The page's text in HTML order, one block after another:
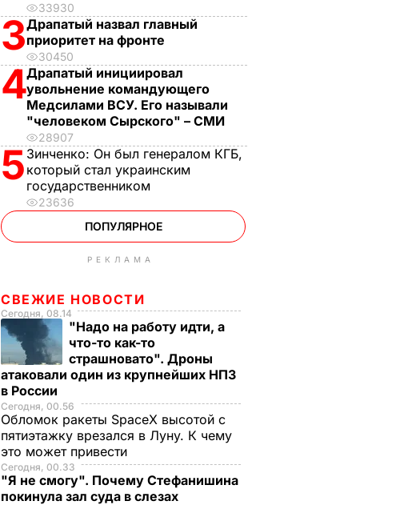
33930
3Драпатый назвал главный
приоритет на фронте
30450
4Драпатый инициировал
увольнение командующего
Медсилами ВСУ. Его называли
"человеком Сырского" – СМИ
28907
5 Зинченко: Он был генералом КГБ,
который стал украинским
государственником
23636
ПОПУЛЯРНОЕ
РЕКЛАМА
СВЕЖИЕ НОВОСТИ
Сегодня, 08.14
"Надо на работу идти, а
что-то как-то
страшновато". Дроны
атаковали один из крупнейших НПЗ
в России
Сегодня, 00.56
Обломок ракеты SpaceX высотой с
пятиэтажку врезался в Луну. К чему
это может привести
Сегодня, 00.33
"Я не смогу". Почему Стефанишина
покинула зал суда в слезах